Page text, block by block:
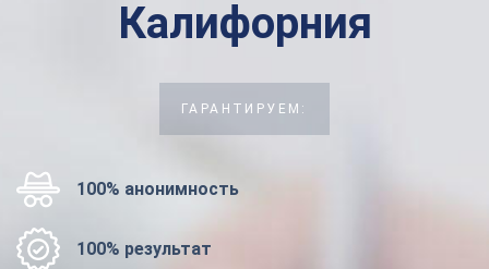
Калифорния
ГАРАНТИРУЕМ:
100% анонимность
100% результат